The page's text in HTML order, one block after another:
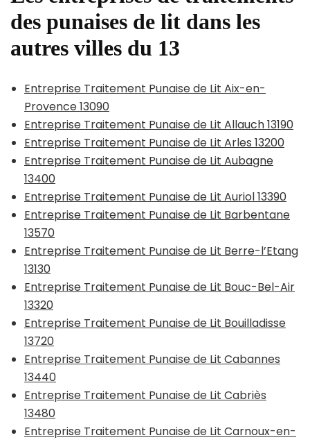
des punaises de lit dans les
autres villes du 13
Entreprise Traitement Punaise de Lit Aix-en-
Provence 13090
Entreprise Traitement Punaise de Lit Allauch 13190
Entreprise Traitement Punaise de Lit Arles 13200
Entreprise Traitement Punaise de Lit Aubagne
13400
Entreprise Traitement Punaise de Lit Auriol 13390
Entreprise Traitement Punaise de Lit Barbentane
13570
Entreprise Traitement Punaise de Lit Berre-l’Etang
13130
Entreprise Traitement Punaise de Lit Bouc-Bel-Air
13320
Entreprise Traitement Punaise de Lit Bouilladisse
13720
Entreprise Traitement Punaise de Lit Cabannes
13440
Entreprise Traitement Punaise de Lit Cabriès
13480
Entreprise Traitement Punaise de Lit Carnoux-en-